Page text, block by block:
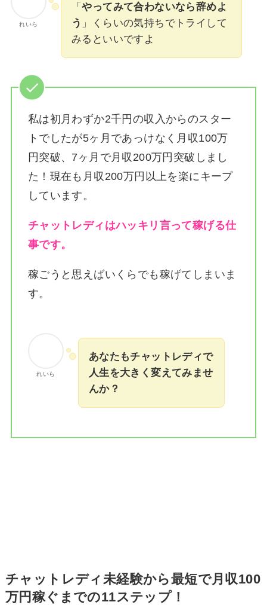
れいら
「やってみて合わないなら辞めよ
う 」くらいの気持ちでトライして
みるといいですよ
私は初月わずか2千円の収入からのスター
トでしたが5ヶ月であっけなく月収100万
円突破、7ヶ月で月収200万円突破しまし
た！ 現在も月収200万円以上を楽にキープ
しています。
チャットレディはハッキリ言って稼げる仕
事です。
稼ごうと思えばいくらでも稼げてしまいま
す。
れいら
あなたもチャットレディで
人生を大きく変えてみませ
んか？
チャットレディ未経験から最短で月収100
万円稼ぐまでの11ステップ！